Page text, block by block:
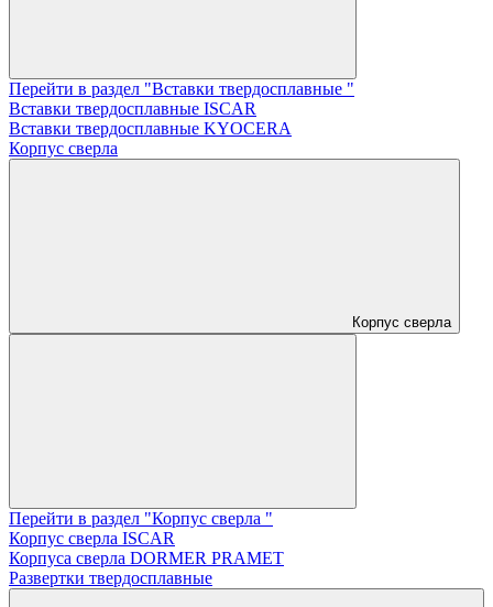
Перейти в раздел "Вставки твердосплавные "
Вставки твердосплавные ISCAR
Вставки твердосплавные KYOCERA
Корпус сверла
Корпус сверла
Перейти в раздел "Корпус сверла "
Корпус сверла ISCAR
Корпуса сверла DORMER PRAMET
Развертки твердосплавные